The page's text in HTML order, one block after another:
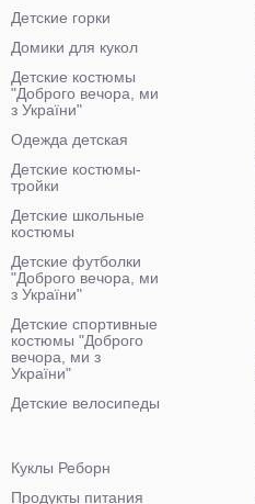
Детские горки
Домики для кукол
Детские костюмы
"Доброго вечора, ми
з України"
Одежда детская
Детские костюмы-
тройки
Детские школьные
костюмы
Детские футболки
"Доброго вечора, ми
з України"
Детские спортивные
костюмы "Доброго
вечора, ми з
України"
Детские велосипеды
Куклы Реборн
Продукты питания